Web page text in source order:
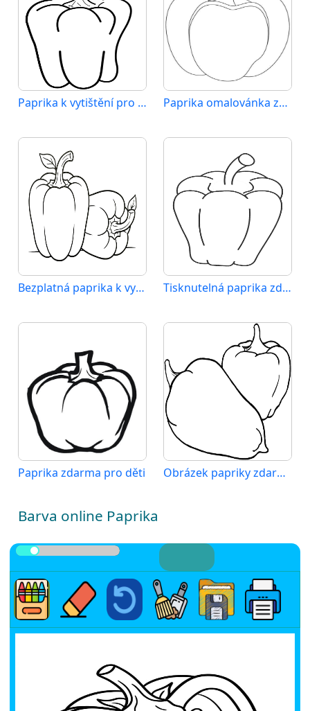
Paprika k vytištění pro děti Paprika omalovánka zdarma
Bezplatná paprika k vytištění Tisknutelná paprika zdarma
Paprika zdarma pro děti Obrázek papriky zdarma
Barva online Paprika